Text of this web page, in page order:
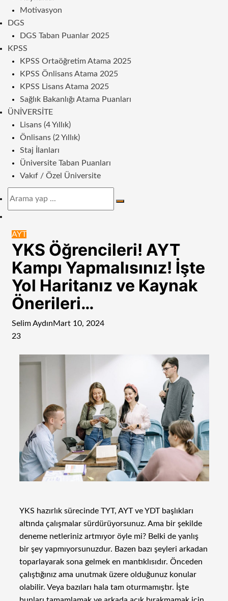
Motivasyon
DGS
DGS Taban Puanlar 2025
KPSS
KPSS Ortaöğretim Atama 2025
KPSS Önlisans Atama 2025
KPSS Lisans Atama 2025
Sağlık Bakanlığı Atama Puanları
ÜNIVERSITE
Lisans (4 Yıllık)
Önlisans (2 Yıllık)
Staj İlanları
Üniversite Taban Puanları
Vakıf / Özel Üniversite
Arama
görünümü
AYT
YKS Öğrencileri! AYT
Kampı Yapmalısınız! İşte
Yol Haritanız ve Kaynak
Önerileri…
Selim AydınMart 10, 2024
23
YKS hazırlık sürecinde TYT, AYT ve YDT başlıkları
altında çalışmalar sürdürüyorsunuz. Ama bir şekilde
deneme netleriniz artmıyor öyle mi? Belki de yanlış
bir şey yapmıyorsunuzdur. Bazen bazı şeyleri arkadan
toparlayarak sona gelmek en mantıklısıdır. Önceden
çalıştığınız ama unutmak üzere olduğunuz konular
olabilir. Veya bazıları hala tam oturmamıştır. İşte